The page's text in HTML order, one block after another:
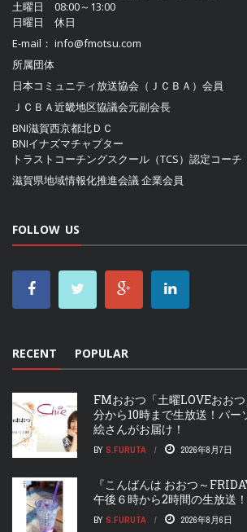
土曜日 08:00～13:00
日曜日 休日
E-mail： info@fmotsu.com
所属団体
日本コミュニティ放送協会（ＪＣＢＡ） 会員
ＪＣＢＡ近畿地区協議会元副会長
BNI滋賀西京都北ＤＣ
BNIイナズマチャプター
トラストコーチングスクール（TCS）認定コーチ
滋賀県地域情報化推進会議企業会員
FOLLOW US
RECENT POPULAR
FMおおつ「土曜LOVEおお
分から10時まで生放送！パー
絵さんがお届け！
BY S.FURUTA 2026年8月7日
『こんばんは おおつ～
午後６時から2時間の生放送！
BY S.FURUTA 2026年8月6日